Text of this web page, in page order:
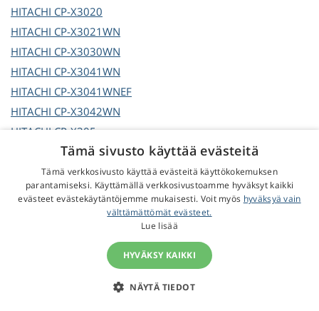
HITACHI CP-X3020
HITACHI CP-X3021WN
HITACHI CP-X3030WN
HITACHI CP-X3041WN
HITACHI CP-X3041WNEF
HITACHI CP-X3042WN
HITACHICP-X305
CP-X306
HITACHICP-X308
HITACHICP-X308J
CP-X30LWN
Tämä sivusto käyttää evästeitä
Tämä verkkosivusto käyttää evästeitä käyttökokemuksen
parantamiseksi. Käyttämällä verkkosivustoamme hyväksyt kaikki
evästeet evästekäytäntöjemme mukaisesti. Voit myös hyväksyä vain
välttämättömät evästeet.
Lue lisää
HYVÄKSY KAIKKI
NÄYTÄ TIEDOT